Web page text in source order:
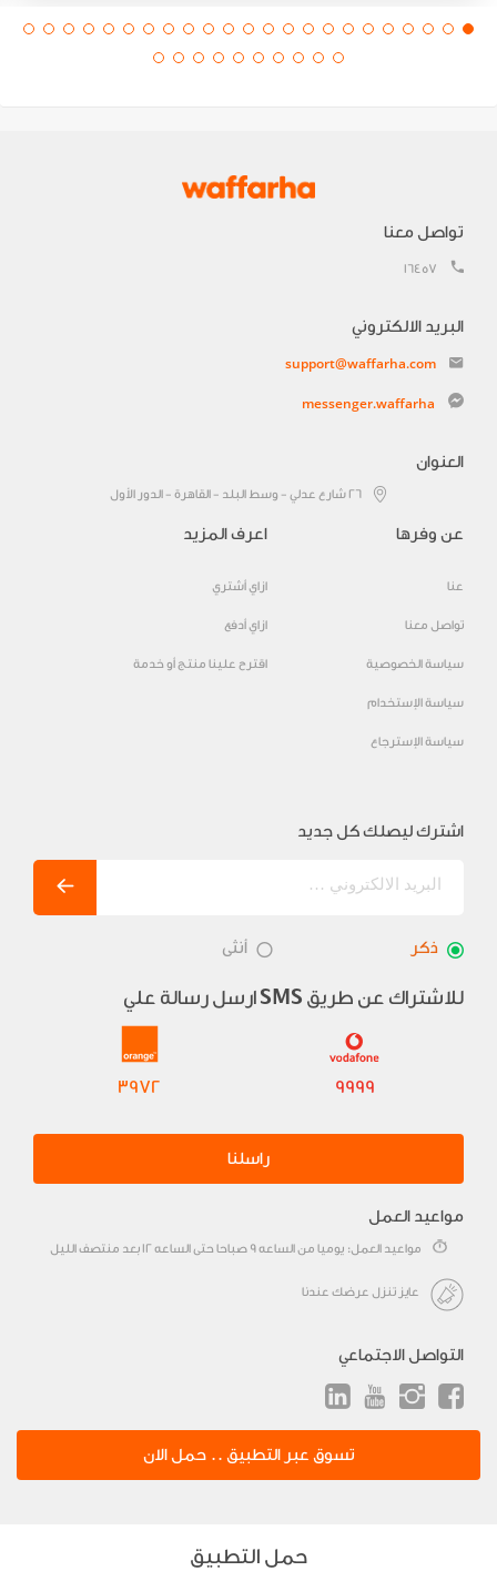
تواصل معنا
16457
البريد الالكتروني
support@waffarha.com
messenger.waffarha
العنوان
٢٦ شارع عدلي - وسط البلد - القاهرة - الدور الأول
عن وفرها
عنا
تواصل معنا
سياسة الخصوصية
سياسة الإستخدام
سياسة الإسترجاع
اعرف المزيد
ازاي أشتري
ازاي أدفع
اقترح علينا منتج أو خدمة
اشترك ليصلك كل جديد
ذكر أنثى
للاشتراك عن طريق SMS ارسل رسالة علي
9999
3972
راسلنا
مواعيد العمل
مواعيد العمل: يوميا من الساعه 9 صباحا حتى الساعه 12 بعد منتصف الليل
عايز تنزل عرضك عندنا
التواصل الاجتماعي
تسوق عبر التطبيق .. حمل الان
حمل التطبيق